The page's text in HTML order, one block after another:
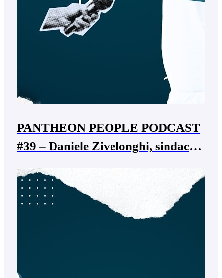
PANTHEON PEOPLE PODCAST
#39 – Daniele Zivelonghi, sindaco